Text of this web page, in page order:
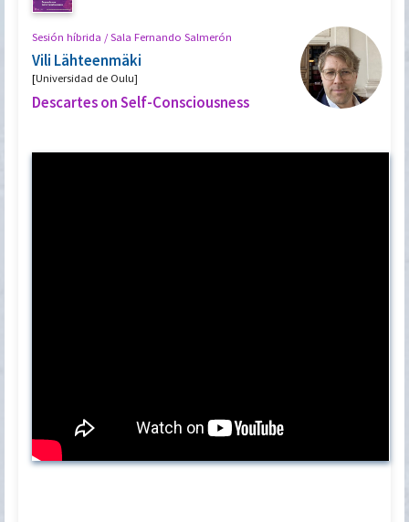
Sesión híbrida / Sala Fernando Salmerón
Vili Lähteenmäki
[Universidad de Oulu]
Descartes on Self-Consciousness